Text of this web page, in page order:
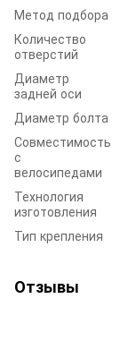
Метод подбора
Количество
отверстий
Диаметр
задней оси
Диаметр болта
Совместимость
с
велосипедами
Технология
изготовления
Тип крепления
Отзывы